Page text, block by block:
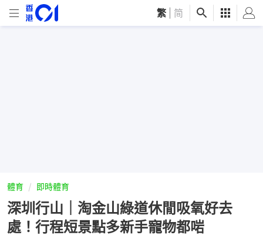
繁 简
體育 即時體育
深圳行山｜淘金山綠道休閒吸氧好去
處！行程短景點多新手寵物都啱